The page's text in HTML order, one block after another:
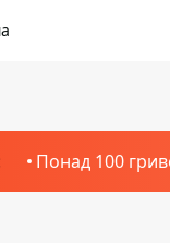
Понад 100